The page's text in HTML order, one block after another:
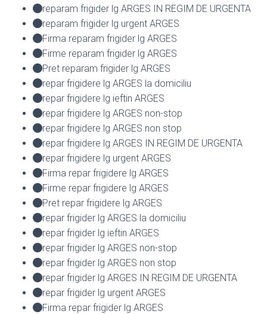
reparam frigider lg ARGES IN REGIM DE URGENTA
reparam frigider lg urgent ARGES
Firma reparam frigider lg ARGES
Firme reparam frigider lg ARGES
Pret reparam frigider lg ARGES
repar frigidere lg ARGES la domiciliu
repar frigidere lg ieftin ARGES
repar frigidere lg ARGES non-stop
repar frigidere lg ARGES non stop
repar frigidere lg ARGES IN REGIM DE URGENTA
repar frigidere lg urgent ARGES
Firma repar frigidere lg ARGES
Firme repar frigidere lg ARGES
Pret repar frigidere lg ARGES
repar frigider lg ARGES la domiciliu
repar frigider lg ieftin ARGES
repar frigider lg ARGES non-stop
repar frigider lg ARGES non stop
repar frigider lg ARGES IN REGIM DE URGENTA
repar frigider lg urgent ARGES
Firma repar frigider lg ARGES